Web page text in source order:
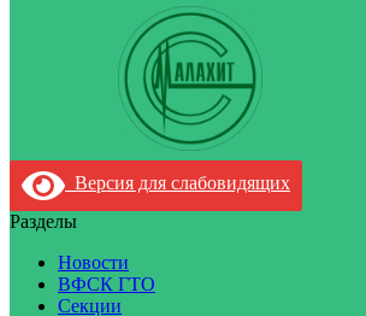
Версия для слабовидящих
Разделы
Новости
ВФСК ГТО
Секции